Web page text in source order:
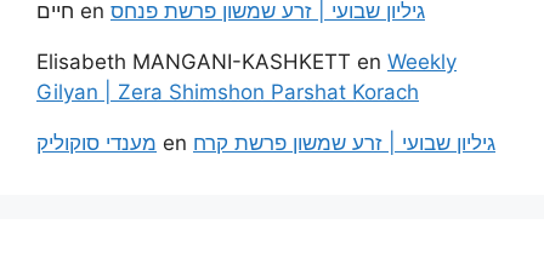
חיים en גיליון שבועי | זרע שמשון פרשת פנחס
Elisabeth MANGANI-KASHKETT en Weekly
Gilyan | Zera Shimshon Parshat Korach
מענדי סוקוליק en גיליון שבועי | זרע שמשון פרשת קרח